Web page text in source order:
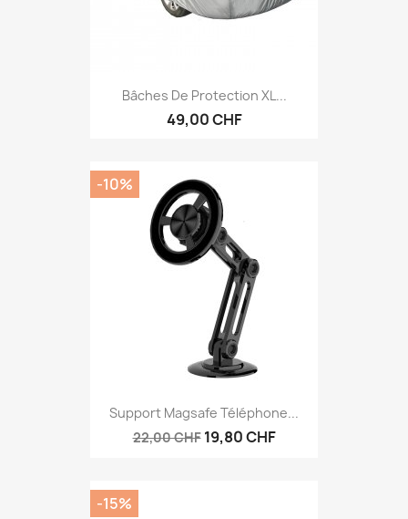
Bâches De Protection XL...
49,00 CHF
Support Magsafe Téléphone...
22,00 CHF 19,80 CHF
-10%
-15%